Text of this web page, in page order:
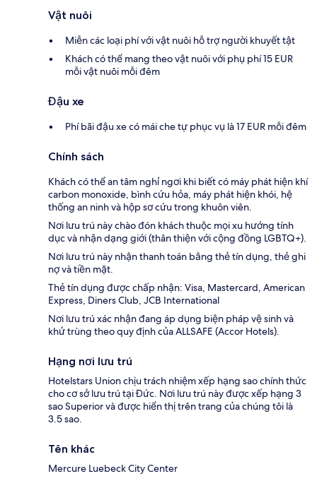
Vật nuôi
Miễn các loại phí với vật nuôi hỗ trợ người khuyết tật
Khách có thể mang theo vật nuôi với phụ phí 15 EUR
mỗi vật nuôi mỗi đêm
Đậu xe
Phí bãi đậu xe có mái che tự phục vụ là 17 EUR mỗi đêm
Chính sách
Khách có thể an tâm nghỉ ngơi khi biết có máy phát hiện khí
carbon monoxide, bình cứu hỏa, máy phát hiện khói, hệ
thống an ninh và hộp sơ cứu trong khuôn viên.
Nơi lưu trú này chào đón khách thuộc mọi xu hướng tính
dục và nhận dạng giới (thân thiện với cộng đồng LGBTQ+).
Nơi lưu trú này nhận thanh toán bằng thẻ tín dụng, thẻ ghi
nợ và tiền mặt.
Thẻ tín dụng được chấp nhận: Visa, Mastercard, American
Express, Diners Club, JCB International
Nơi lưu trú xác nhận đang áp dụng biện pháp vệ sinh và
khử trùng theo quy định của ALLSAFE (Accor Hotels).
Hạng nơi lưu trú
Hotelstars Union chịu trách nhiệm xếp hạng sao chính thức
cho cơ sở lưu trú tại Đức. Nơi lưu trú này được xếp hạng 3
sao Superior và được hiển thị trên trang của chúng tôi là
3.5 sao.
Tên khác
Mercure Luebeck City Center